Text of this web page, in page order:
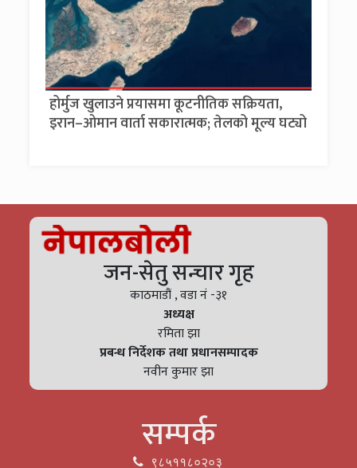
होर्मुज खुलाउने प्रयासमा कूटनीतिक सक्रियता,
इरान–ओमान वार्ता सकारात्मक; तेलको मूल्य घट्यो
जन-सेतु सन्चार गृह
काठमाडौं , वडा नं -३१
अध्यक्ष
रमिता झा
प्रबन्ध निर्देशक तथा प्रधानसम्पादक
नवीन कुमार झा
सम्पर्क
९८५११८०२०३